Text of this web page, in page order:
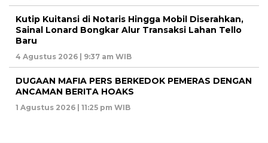
Kutip Kuitansi di Notaris Hingga Mobil Diserahkan,
Sainal Lonard Bongkar Alur Transaksi Lahan Tello
Baru
4 Agustus 2026 | 9:37 am WIB
DUGAAN MAFIA PERS BERKEDOK PEMERAS DENGAN
ANCAMAN BERITA HOAKS
1 Agustus 2026 | 11:25 pm WIB